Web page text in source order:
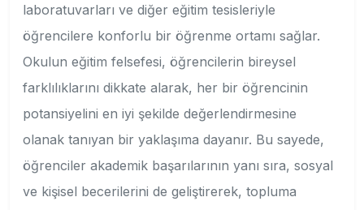
laboratuvarları ve diğer eğitim tesisleriyle
öğrencilere konforlu bir öğrenme ortamı sağlar.
Okulun eğitim felsefesi, öğrencilerin bireysel
farklılıklarını dikkate alarak, her bir öğrencinin
potansiyelini en iyi şekilde değerlendirmesine
olanak tanıyan bir yaklaşıma dayanır. Bu sayede,
öğrenciler akademik başarılarının yanı sıra, sosyal
ve kişisel becerilerini de geliştirerek, topluma